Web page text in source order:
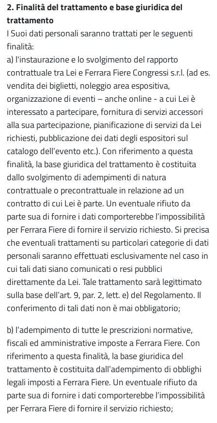
2. Finalità del trattamento e base giuridica del
trattamento
I Suoi dati personali saranno trattati per le seguenti
finalità:
a) l'instaurazione e lo svolgimento del rapporto
contrattuale tra Lei e Ferrara Fiere Congressi s.r.l. (ad es.
vendita dei biglietti, noleggio area espositiva,
organizzazione di eventi – anche online - a cui Lei è
interessato a partecipare, fornitura di servizi accessori
alla sua partecipazione, pianificazione di servizi da Lei
richiesti, pubblicazione dei dati degli espositori sul
catalogo dell’evento etc.). Con riferimento a questa
finalità, la base giuridica del trattamento è costituita
dallo svolgimento di adempimenti di natura
contrattuale o precontrattuale in relazione ad un
contratto di cui Lei è parte. Un eventuale rifiuto da
parte sua di fornire i dati comporterebbe l’impossibilità
per Ferrara Fiere di fornire il servizio richiesto. Si precisa
che eventuali trattamenti su particolari categorie di dati
personali saranno effettuati esclusivamente nel caso in
cui tali dati siano comunicati o resi pubblici
direttamente da Lei. Tale trattamento sarà legittimato
sulla base dell’art. 9, par. 2, lett. e) del Regolamento. Il
conferimento di tali dati non è mai obbligatorio;
b) l’adempimento di tutte le prescrizioni normative,
fiscali ed amministrative imposte a Ferrara Fiere. Con
riferimento a questa finalità, la base giuridica del
trattamento è costituita dall’adempimento di obblighi
legali imposti a Ferrara Fiere. Un eventuale rifiuto da
parte sua di fornire i dati comporterebbe l’impossibilità
per Ferrara Fiere di fornire il servizio richiesto;